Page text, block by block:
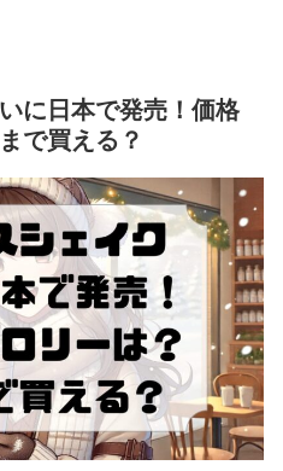
に日本で発売！価格
で買える？